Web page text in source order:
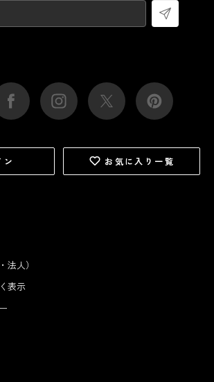
法人）
表示
ン お気に入り一覧